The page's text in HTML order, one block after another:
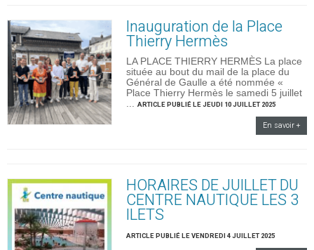
Inauguration de la Place
Thierry Hermès
LA PLACE THIERRY HERMÈS La place
située au bout du mail de la place du
Général de Gaulle a été nommée «
Place Thierry Hermès le samedi 5 juillet
ARTICLE PUBLIÉ LE JEUDI 10 JUILLET 2025
En savoir +
HORAIRES DE JUILLET DU
CENTRE NAUTIQUE LES 3
ILETS
ARTICLE PUBLIÉ LE VENDREDI 4 JUILLET 2025